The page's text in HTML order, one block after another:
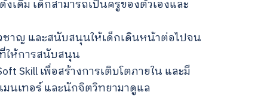
งเดิม เด็กสามารถเป็นครูของตัวเองและ
ชาญ และสนับสนุนให้เด็กเดินหน้าต่อไปจน
ให้การสนับสนุน
Skill เพื่อสร้างการเติบโตภายใน และมี
นเทอร์ และนักจิตวิทยามาดูแล